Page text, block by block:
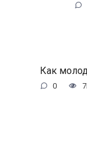
Как
0